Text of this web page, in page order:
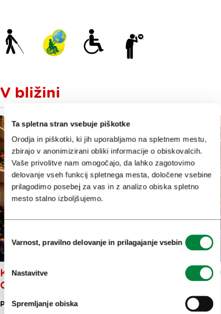
Ta spletna stran vsebuje piškotke
Orodja in piškotki, ki jih uporabljamo na spletnem mestu,
zbirajo v anonimizirani obliki informacije o obiskovalcih.
Vaše privolitve nam omogočajo, da lahko zagotovimo
delovanje vseh funkcij spletnega mesta, določene vsebine
prilagodimo posebej za vas in z analizo obiska spletno
mesto stalno izboljšujemo.
Izbira
soglasja
Varnost, pravilno delovanje in prilagajanje vsebin
Nastavitve
Spremljanje obiska
V bližini
KULTURNI IN KONGRESNI
CENTER CANKARJEV DOM
PREŠERNOVA CESTA 10